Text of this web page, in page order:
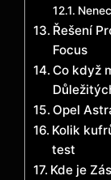
Řešení
Focus
Co když
Opel
Kolik
test
Kde je